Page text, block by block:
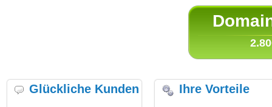
Glückliche Kunden Ihre Vorteile